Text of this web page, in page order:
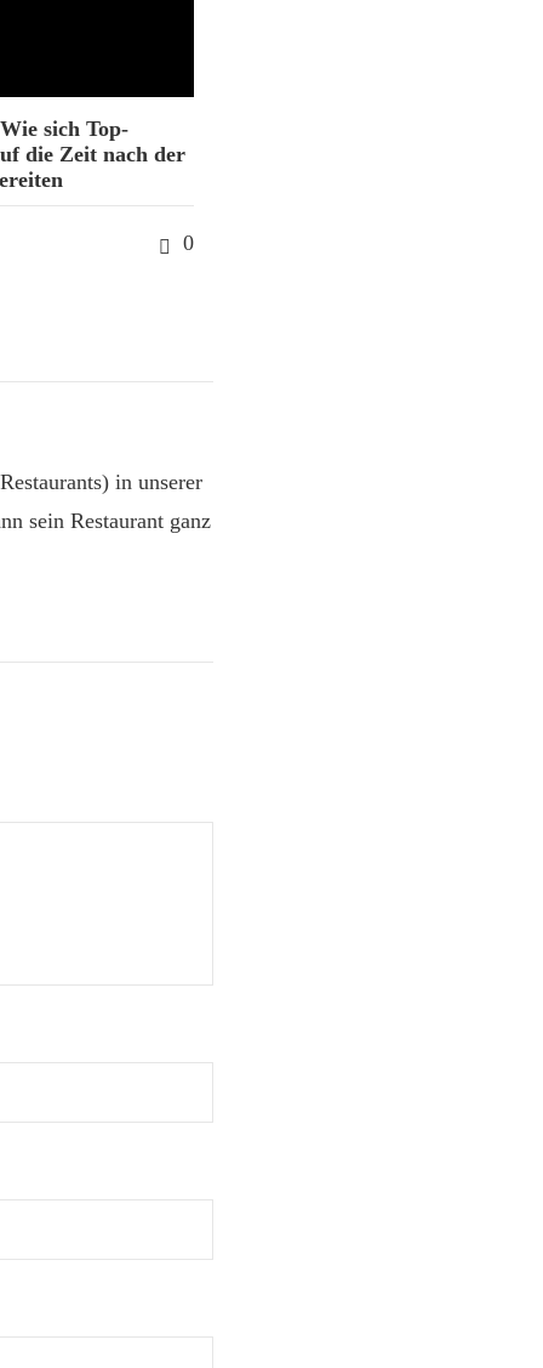
sich Top-
die Zeit nach der
0
in unserer
sein Restaurant ganz